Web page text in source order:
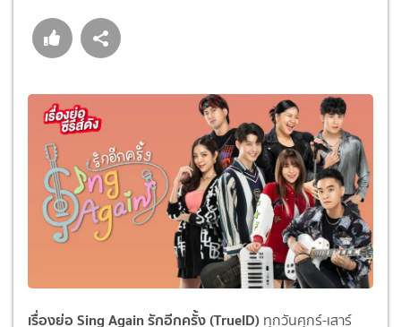
เรื่องย่อ Sing Again รักอีกครั้ง (TrueID) ทุกวันศุกร์-เสาร์